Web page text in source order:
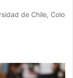
de Chile, Colo